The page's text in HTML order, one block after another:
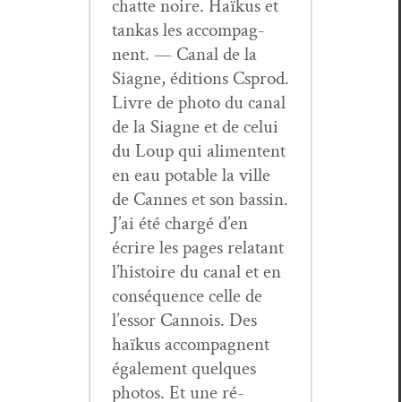
chat­te noire. Haïkus et
tankas les accom­pa­g­
nent. — Canal de la
Siagne, édi­tions Csprod.
Livre de pho­to du canal
de la Siagne et de celui
du Loup qui ali­mentent
en eau potable la ville
de Cannes et son bassin.
J’ai été chargé d’en
écrire les pages rela­tant
l’histoire du canal et en
con­séquence celle de
l’essor Can­nois. Des
haïkus accom­pa­g­nent
égale­ment quelques
pho­tos. Et une ré-